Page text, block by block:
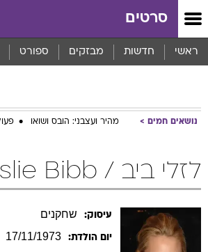
סרטים
ראשי חדשות מבזקים ספורט
נושאים חמים מהיר ועצבני: הובס ושואו
לזלי ביב / Leslie Bibb
עיסוק: שחקנים
יום הולדת: 17/11/1973